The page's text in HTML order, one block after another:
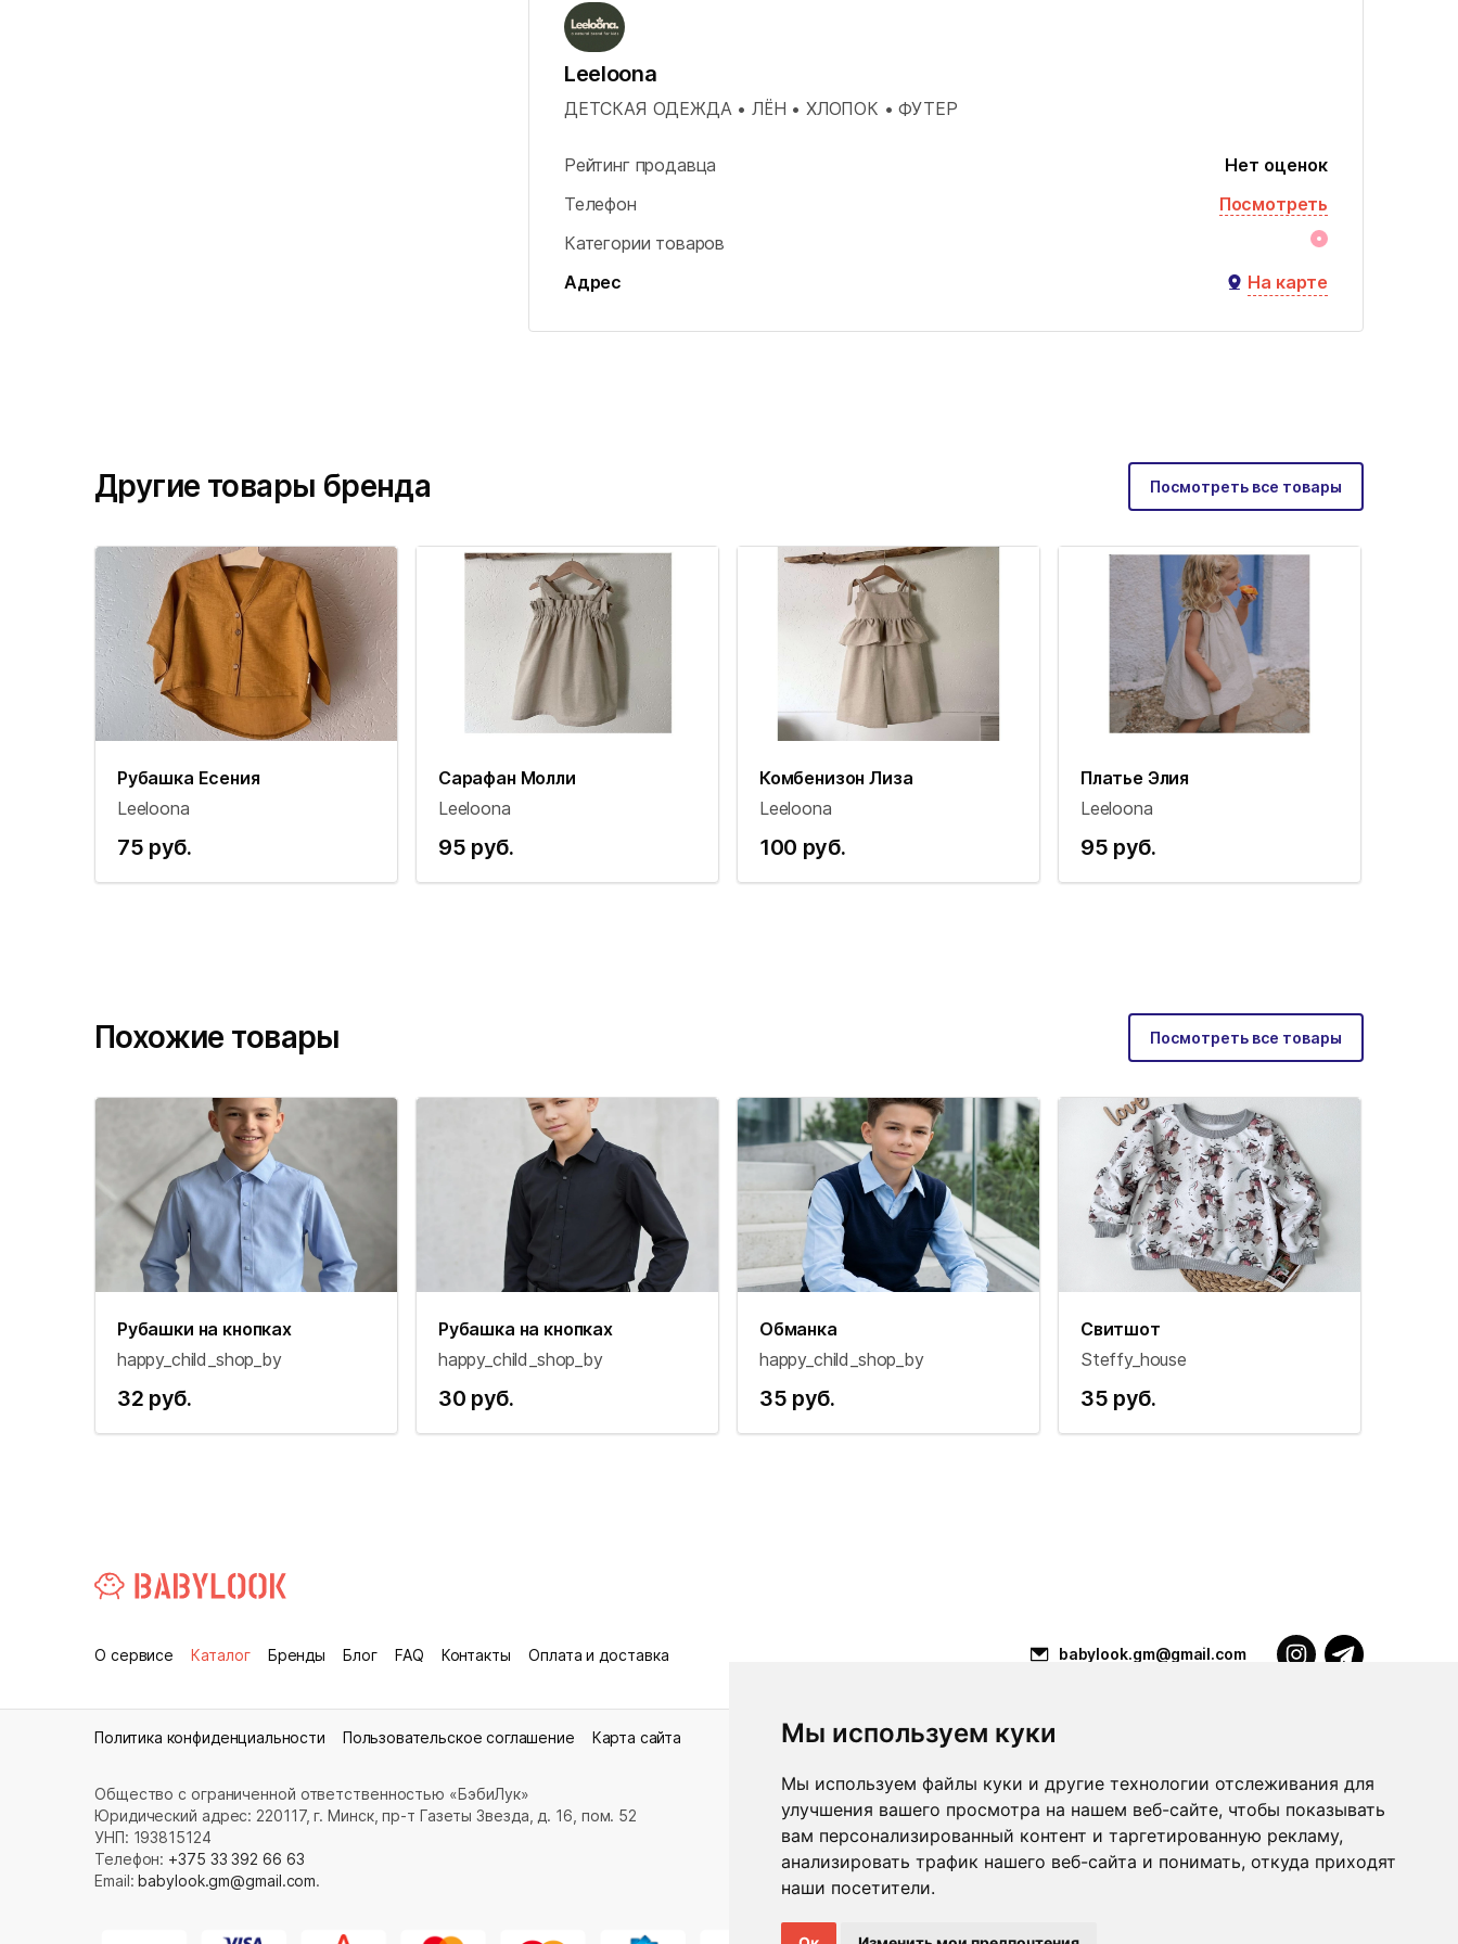
Мы используем куки
Мы используем файлы куки и другие технологии отслеживания для
улучшения вашего просмотра на нашем веб-сайте, чтобы показывать
вам персонализированный контент и таргетированную рекламу,
анализировать трафик нашего веб-сайта и понимать, откуда приходят
наши посетители.
Leeloona
ДЕТСКАЯ ОДЕЖДА • ЛЁН • ХЛОПОК • ФУТЕР
Рейтинг продавца
Нет оценок
Телефон
Посмотреть
Категории товаров
Адрес
На карте
Другие товары бренда Посмотреть все товары
Рубашка Есения
Leeloona
75 руб.
Сарафан Молли
Leeloona
95 руб.
Комбенизон Лиза
Leeloona
100 руб.
Платье Элия
Leeloona
95 руб.
Похожие товары Посмотреть все товары
Рубашки на кнопках
happy_child_shop_by
32 руб.
Рубашка на кнопках
happy_child_shop_by
30 руб.
Обманка
happy_child_shop_by
35 руб.
Свитшот
Steffy_house
35 руб.
О сервисе Каталог Бренды Блог FAQ Контакты Оплата и доставка babylook.gm@gmail.com
Политика конфиденциальности Пользовательское соглашение Карта сайта
Общество с ограниченной ответственностью «БэбиЛук»
Юридический адрес: 220117, г. Минск, пр-т Газеты Звезда, д. 16, пом. 52
УНП: 193815124
Телефон: +375 33 392 66 63
Email:babylook.gm@gmail.com.